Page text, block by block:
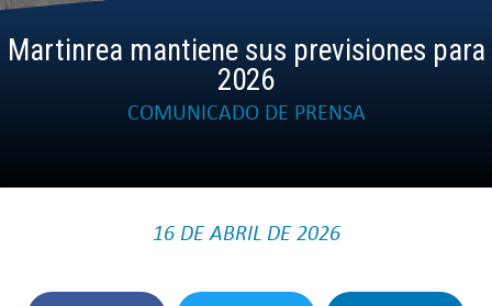
Martinrea mantiene sus previsiones para
2026
COMUNICADO DE PRENSA
16 DE ABRIL DE 2026